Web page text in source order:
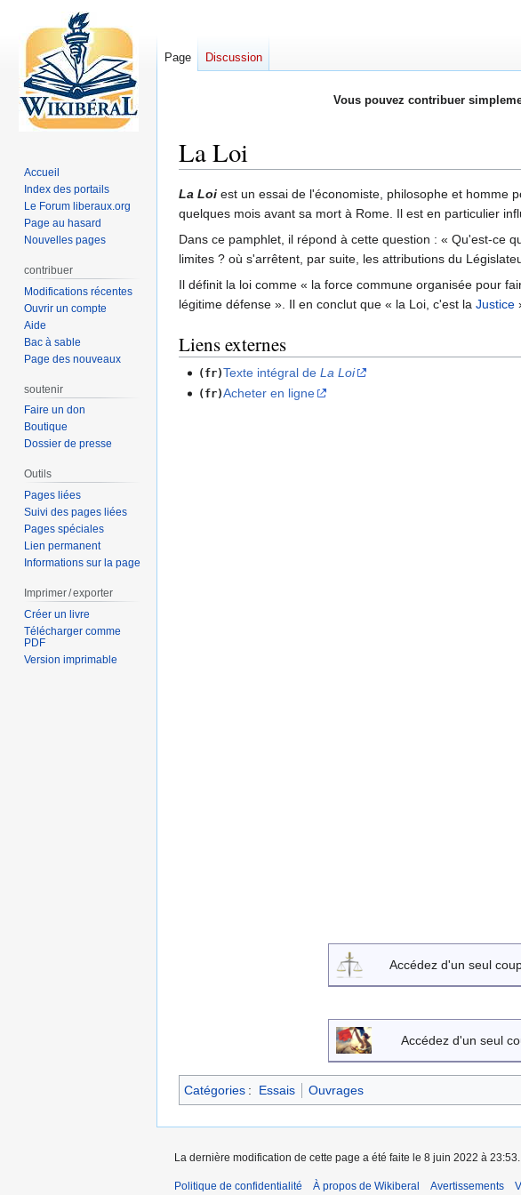
Vous pouvez contribuer
La Loi
Aller
à
la
navigation
Aller
à
la
recherche
La Loi est un essai de l'économiste, philosophe et homme
quelques mois avant sa mort à Rome. Il est en particulier
Dans ce pamphlet, il répond à cette question : « Qu'est-ce
limites ? où s'arrêtent, par suite, les attributions du
Il définit la loi comme « la force commune organisée pour
légitime défense ». Il en conclut que « la Loi, c'est la Justice
Liens externes
(fr)Texte intégral deLa Loi
(fr)Acheter en ligne
Accédez d'un seul
Accédez d'un seul
Catégories : Essais Ouvrages
Page Discussion
Accueil
Index des portails
Le Forum liberaux.org
Page au hasard
Nouvelles pages
contribuer
Modifications récentes
Ouvrir un compte
Aide
Bac à sable
Page des nouveaux
soutenir
Faire un don
Boutique
Dossier de presse
Outils
Pages liées
Suivi des pages liées
Pages spéciales
Lien permanent
Informations sur la page
Imprimer / exporter
Créer un livre
Télécharger comme
PDF
Version imprimable
La dernière modification de cette page a été faite le 8 juin 2022 à 23:53.
Politique de confidentialité À propos de Wikiberal Avertissements